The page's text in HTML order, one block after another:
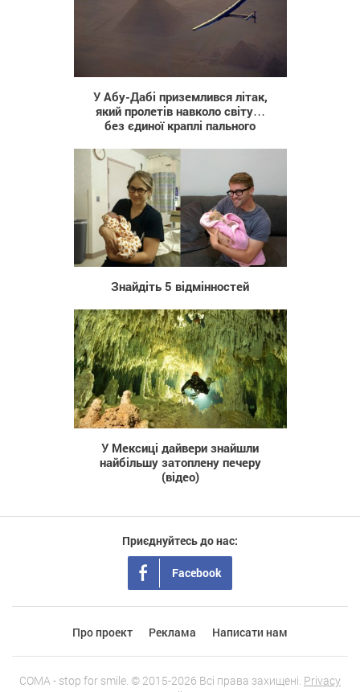
У Абу-Дабі приземлився літак,
який пролетів навколо світу…
без єдиної краплі пального
1 411
Знайдіть 5 відмінностей
265
У Мексиці дайвери знайшли
найбільшу затоплену печеру
(відео)
Приєднуйтесь до нас:
Facebook
Про проект Реклама Написати нам
COMA - stop for smile. © 2015-2026 Всі права захищені. Privacy